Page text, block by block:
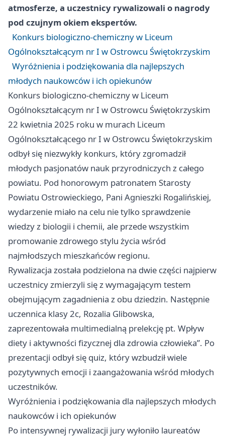
atmosferze, a uczestnicy rywalizowali o nagrody
pod czujnym okiem ekspertów.
Konkurs biologiczno-chemiczny w Liceum
Ogólnokształcącym nr I w Ostrowcu Świętokrzyskim
Wyróżnienia i podziękowania dla najlepszych
młodych naukowców i ich opiekunów
Konkurs biologiczno-chemiczny w Liceum
Ogólnokształcącym nr I w Ostrowcu Świętokrzyskim
22 kwietnia 2025 roku w murach Liceum
Ogólnokształcącego nr I w Ostrowcu Świętokrzyskim
odbył się niezwykły konkurs, który zgromadził
młodych pasjonatów nauk przyrodniczych z całego
powiatu. Pod honorowym patronatem Starosty
Powiatu Ostrowieckiego, Pani Agnieszki Rogalińskiej,
wydarzenie miało na celu nie tylko sprawdzenie
wiedzy z biologii i chemii, ale przede wszystkim
promowanie zdrowego stylu życia wśród
najmłodszych mieszkańców regionu.
Rywalizacja została podzielona na dwie części najpierw
uczestnicy zmierzyli się z wymagającym testem
obejmującym zagadnienia z obu dziedzin. Następnie
uczennica klasy 2c, Rozalia Glibowska,
zaprezentowała multimedialną prelekcję pt. Wpływ
diety i aktywności fizycznej dla zdrowia człowieka”. Po
prezentacji odbył się quiz, który wzbudził wiele
pozytywnych emocji i zaangażowania wśród młodych
uczestników.
Wyróżnienia i podziękowania dla najlepszych młodych
naukowców i ich opiekunów
Po intensywnej rywalizacji jury wyłoniło laureatów